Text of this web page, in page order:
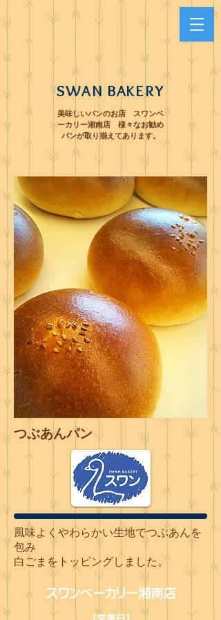
SWAN BAKERY
美味しいパンのお店 スワンベ
ーカリー湘南店 様々なお勧め
パンが取り揃えてあります。
つぶあんパン
風味よくやわらかい生地でつぶあんを
包み
白ごまをトッピングしました。